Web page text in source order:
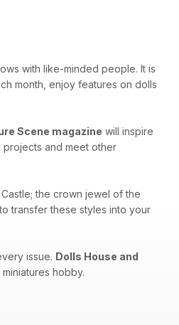
with like-minded people. It is
month, enjoy features on dolls
Scene magazine will inspire
projects and meet other
the crown jewel of the
transfer these styles into your
issue. Dolls House and
hobby.